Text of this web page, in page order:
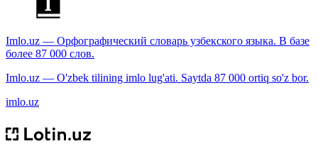
Imlo.uz — Орфографический словарь узбекского языка. В базе
более 87 000 слов.
Imlo.uz — O'zbek tilining imlo lug'ati. Saytda 87 000 ortiq so'z bor.
imlo.uz